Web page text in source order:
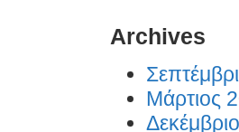
Archives
Μάρτιος